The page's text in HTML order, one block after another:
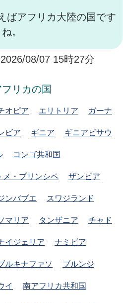
ばアフリカ大陸の国です
ね。
08/07 15時27分
リカの国
オピア エリトリア ガーナ
ビア ギニア ギニアビサウ
コンゴ共和国
メ・プリンシペ ザンビア
ンバブエ スワジランド
マリア タンザニア チャド
イジェリア ナミビア
ルキナファソ ブルンジ
イ 南アフリカ共和国